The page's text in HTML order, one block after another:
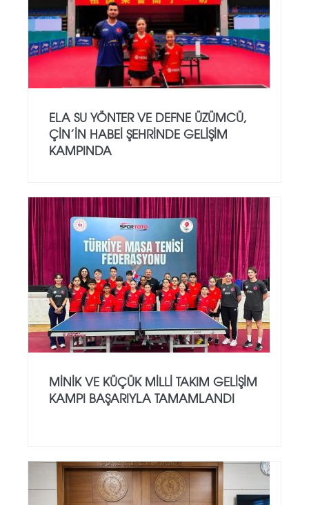
ELA SU YÖNTER VE DEFNE ÜZÜMCÜ,
ÇIN’IN HABEI ŞEHRINDE GELIŞIM
KAMPINDA
MINIK VE KÜÇÜK MILLI TAKIM GELIŞIM
KAMPI BAŞARIYLA TAMAMLANDI